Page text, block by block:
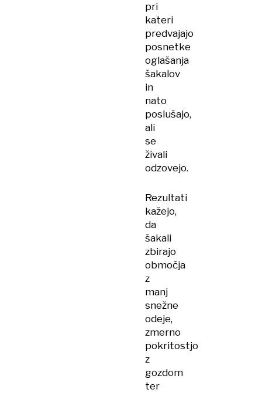
pri
kateri
predvajajo
posnetke
oglašanja
šakalov
in
nato
poslušajo,
ali
se
živali
odzovejo.
Rezultati
kažejo,
da
šakali
zbirajo
območja
z
manj
snežne
odeje,
zmerno
pokritostjo
z
gozdom
ter